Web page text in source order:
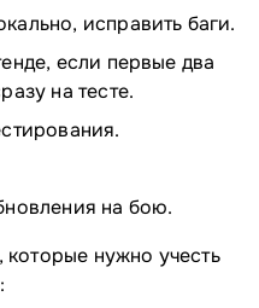
исправить баги.
если первые два
на тесте.
на бою.
нужно учесть